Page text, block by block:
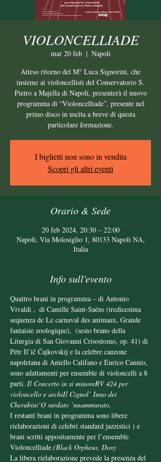
VIOLONCELLIADE
mar 20 feb
  |
Napoli
Atteso ritorno del M° Luca Signorini, che
insieme ai violoncellisti del Conservatorio S.
Pietro a Majella di Napoli, presenterà il nuovo
programma di “Violoncelliade”, presente nel
primo disco in uscita a breve di questa
particolare formazione.
I biglietti non sono in vendita
Scopri gli altri eventi
Orario & Sede
20 feb 2024, 20:30 – 22:00
Napoli, Via Molosiglio 1, 80133 Napoli NA,
Italia
Info sull'evento
Quattro brani in programma – di Antonio
Vivaldi , di Camille Saint-Saëns (tredicesima
sequenza de Le carnaval des animaux, Grande
fantaisie zoologique), (sesto brano della
Liturgia di San Giovanni Crisostomo, op. 41) di
Pëtr Il’ič Čajkovskij e la celebre canzone
napoletana di Aniello Califano e Enrico Cannio,
sono adattamenti per ensemble di violoncelli a 8
parti. Il Concerto in si minoreRV 424 per
violoncello e archiIl Cignol’ Inno dei
Cherubini‘O surdato ‘nnammurato,
I restanti brani in programma sono libere
rielaborazioni di celebri standard jazzistici ) e
brani scritti appositamente per l’ensemble
Violoncelliade.(Black Orpheus, Doxy
La libera rielaborazione prevede la presenza del